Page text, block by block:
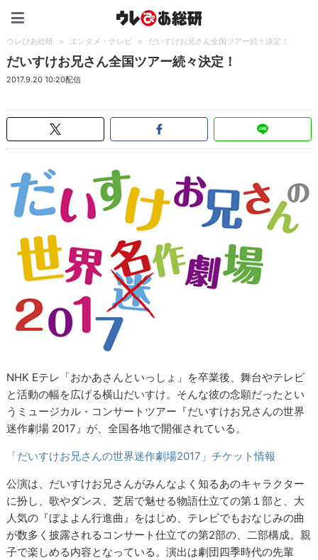
ウレぴあ総研 > エンタメ・テレビ > だいすけお兄さん全国ツアー続々決定！
だいすけお兄さん全国ツアー続々決定！
2017.9.20 10:20配信
NHK Eテレ「おかあさんといっしょ」を卒業後、舞台やテレビ
と活動の幅を広げる横山だいすけ。そんな彼の念願だったとい
うミュージカル・コンサートツアー『だいすけお兄さんの世界
迷作劇場 2017』が、全国各地で開催されている。
「だいすけお兄さんの世界迷作劇場2017」チケット情報
公演は、だいすけお兄さんがみんなよく知るあのキャラクター
に扮し、歌やダンス、芝居で魅せる物語仕立ての第１部と、大
人気の『ぼよよん行進曲』をはじめ、テレビでもおなじみの曲
が数多く披露されるコンサート仕立ての第2部の、二部構成。親
子で楽しめる内容となっている。演出は劇団四季時代の先輩